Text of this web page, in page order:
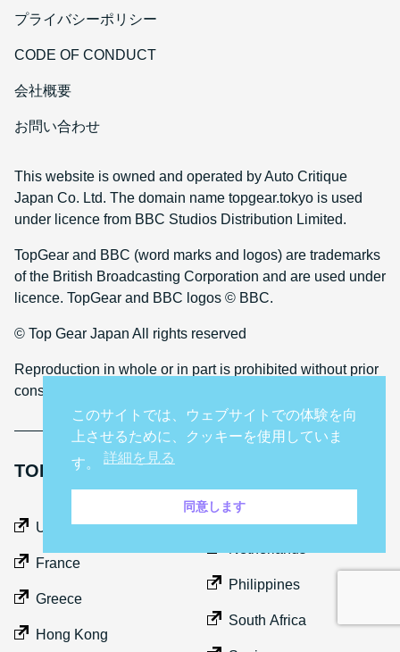
プライバシーポリシー
CODE OF CONDUCT
会社概要
お問い合わせ
This website is owned and operated by Auto Critique
Japan Co. Ltd. The domain name topgear.tokyo is used
under licence from BBC Studios Distribution Limited.
TopGear and BBC (word marks and logos) are trademarks
of the British Broadcasting Corporation and are used under
licence. TopGear and BBC logos © BBC.
© Top Gear Japan All rights reserved
Reproduction in whole or in part is prohibited without prior
consent
TOP GEAR INTERNATIONAL SITES
UK
France
Greece
Hong Kong
Middle East
Philippines
South Africa
このサイトでは、ウェブサイトでの体験を向
上させるために、クッキーを使用していま
す。 詳細を見る
同意します